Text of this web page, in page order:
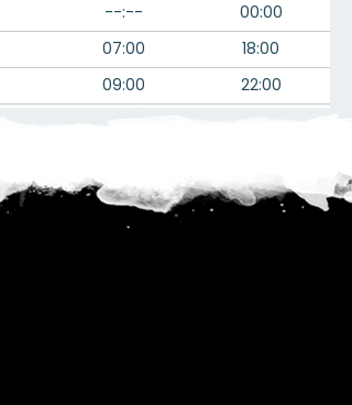
--:-- 00:00
07:00 18:00
09:00 22:00